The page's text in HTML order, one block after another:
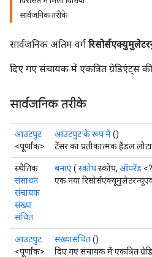
सार्वजनिक तरीके
सार्वजनिक अंतिम वर्ग
दिए गए संचायक में एकत्रित ग्रेडिएंट्स
सार्वजनिक तरीके
आउटपुट
<पूर्णांक>
आउटपुट के रूप में()
टेंसर का प्रतीकात्मक हैंडल
स्थैतिक
संसाधन
संचायक
संख्या
संचित
बनाएं( स्कोपस्कोप, ऑपरेंड
एक नया
आउटपुट
<पूर्णांक>
संख्यासंचित()
दिए गए संचायक में एकत्रित